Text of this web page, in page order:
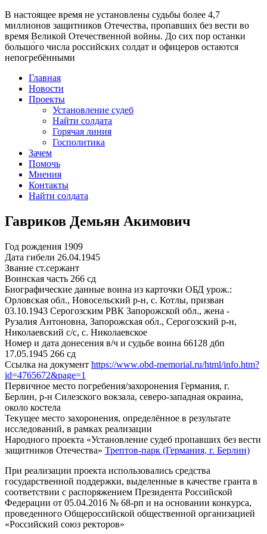
В настоящее время не установлены судьбы более 4,7
миллионов защитников Отечества, пропавших без вести во
время Великой Отечественной войны. До сих пор останки
большо́го числа российских солдат и офицеров остаются
непогребёнными
Главная
Новости
Проекты
Установление судеб
Найти солдата
Горячая линия
Госполитика
Зачем
Помочь
Мнения
Контакты
Найти солдата
Гавриков Демьян Акимович
Год рождения 1909
Дата гибели 26.04.1945
Звание ст.сержант
Воинская часть 266 сд
Биографические данные воина из карточки ОБД урож.:
Орловская обл., Новосельский р-н, с. Котлы, призван
03.10.1943 Серогозским РВК Запорожской обл., жена -
Рузалия Антоновна, Запорожская обл., Серогозский р-н,
Николаевский с/с, с. Николаевское
Номер и дата донесения в/ч и судьбе воина 66128 дбп
17.05.1945 266 сд
Ссылка на документ https://www.obd-memorial.ru/html/info.htm?
id=4765672&page=1
Первичное место погребения/захоронения Германия, г.
Берлин, р-н Силезского вокзала, северо-западная окраина,
около костела
Текущее место захоронения, определённое в результате
исследований, в рамках реализации
Народного проекта «Установление судеб пропавших без вести
защитников Отечества» Трептов-парк (Германия, г. Берлин)
При реализации проекта использовались средства
государственной поддержки, выделенные в качестве гранта в
соответствии с распоряжением Президента Российской
Федерации от 05.04.2016 № 68-рп и на основании конкурса,
проведенного Общероссийской общественной организацией
«Российский союз ректоров»